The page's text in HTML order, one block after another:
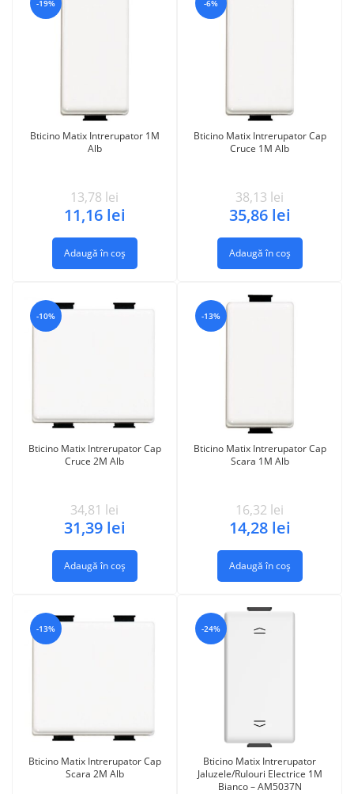
-19%
Bticino Matix Intrerupator 1M
Alb
13,78 lei
11,16 lei
Adaugă în coș
-6%
Bticino Matix Intrerupator Cap
Cruce 1M Alb
38,13 lei
35,86 lei
Adaugă în coș
-10%
Bticino Matix Intrerupator Cap
Cruce 2M Alb
34,81 lei
31,39 lei
Adaugă în coș
-13%
Bticino Matix Intrerupator Cap
Scara 1M Alb
16,32 lei
14,28 lei
Adaugă în coș
-13%
Bticino Matix Intrerupator Cap
Scara 2M Alb
-24%
Bticino Matix Intrerupator
Jaluzele/Rulouri Electrice 1M
Bianco – AM5037N